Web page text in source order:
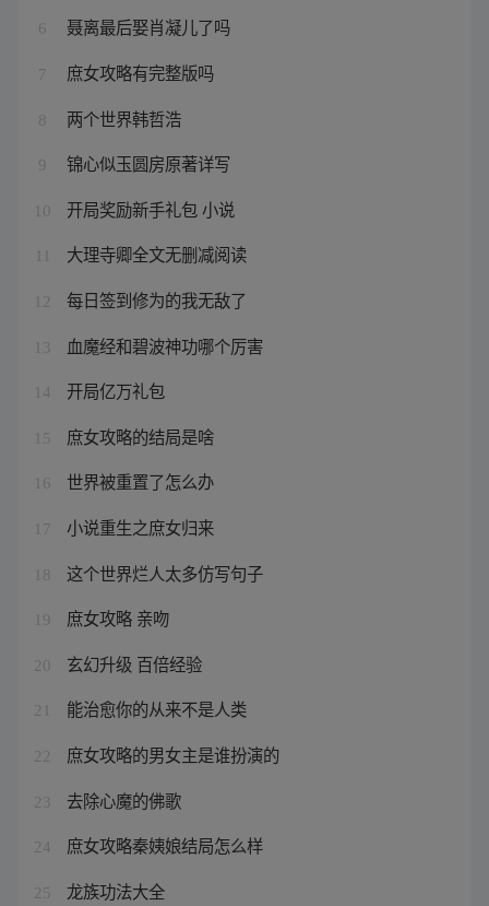
6 聂离最后娶肖凝儿了吗
7 庶女攻略有完整版吗
8 两个世界韩哲浩
9 锦心似玉圆房原著详写
10 开局奖励新手礼包 小说
大理寺卿全文无删减阅读
12 每日签到修为的我无敌了
13 血魔经和碧波神功哪个厉害
14 开局亿万礼包
15 庶女攻略的结局是啥
16 世界被重置了怎么办
17 小说重生之庶女归来
18 这个世界烂人太多仿写句子
19 庶女攻略 亲吻
20 玄幻升级 百倍经验
21 能治愈你的从来不是人类
22 庶女攻略的男女主是谁扮演的
23 去除心魔的佛歌
24 庶女攻略秦姨娘结局怎么样
25 龙族功法大全